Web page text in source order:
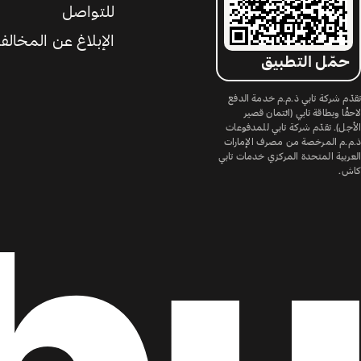
حمّل التطبيق
تقدّم شركة تابي ذ.م.م خدمة الدفع
لاحقًا وبطاقة تابي (ائتمان قصير
الأجل). تقدّم شركة تابي للمدفوعات
ذ.م.م المرخصة من مصرف الإمارات
العربية المتحدة المركزي خدمات تابي
كاش.
للتواصل
الإبلاغ عن